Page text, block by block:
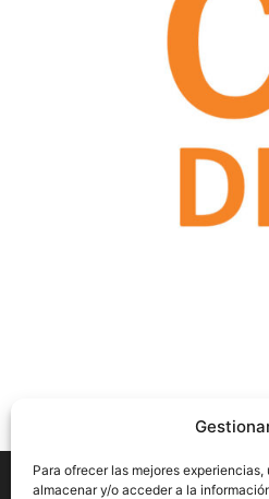
Para ofrecer las mejores
almacenar y/o acceder a la